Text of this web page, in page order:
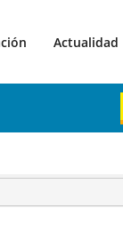
Actualidad